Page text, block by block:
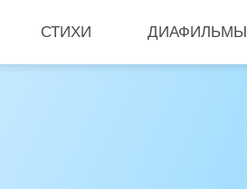
СТИХИ ДИАФИЛЬМЫ